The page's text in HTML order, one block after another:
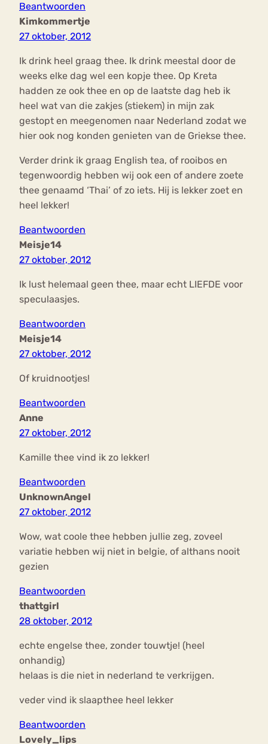
Beantwoorden
Kimkommertje
27 oktober, 2012
Ik drink heel graag thee. Ik drink meestal door de
weeks elke dag wel een kopje thee. Op Kreta
hadden ze ook thee en op de laatste dag heb ik
heel wat van die zakjes (stiekem) in mijn zak
gestopt en meegenomen naar Nederland zodat we
hier ook nog konden genieten van de Griekse thee.
Verder drink ik graag English tea, of rooibos en
tegenwoordig hebben wij ook een of andere zoete
thee genaamd ‘Thai’ of zo iets. Hij is lekker zoet en
heel lekker!
Beantwoorden
Meisje14
27 oktober, 2012
Ik lust helemaal geen thee, maar echt LIEFDE voor
speculaasjes.
Beantwoorden
Meisje14
27 oktober, 2012
Of kruidnootjes!
Beantwoorden
Anne
27 oktober, 2012
Kamille thee vind ik zo lekker!
Beantwoorden
UnknownAngel
27 oktober, 2012
Wow, wat coole thee hebben jullie zeg, zoveel
variatie hebben wij niet in belgie, of althans nooit
gezien
Beantwoorden
thattgirl
28 oktober, 2012
echte engelse thee, zonder touwtje! (heel
onhandig)
helaas is die niet in nederland te verkrijgen.
veder vind ik slaapthee heel lekker
Beantwoorden
Lovely_lips